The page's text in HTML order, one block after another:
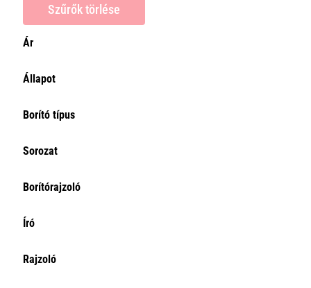
Szűrők törlése
Ár
Ár
Állapot
Borító típus
Sorozat
Borítórajzoló
Író
Rajzoló